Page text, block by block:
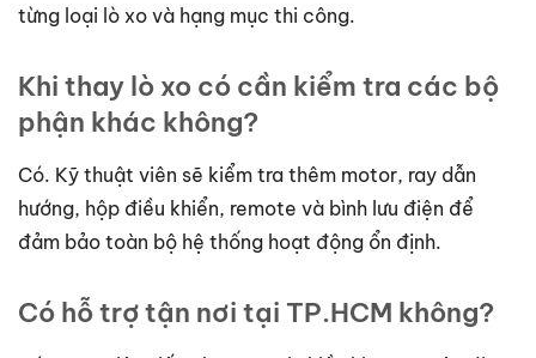
từng loại lò xo và hạng mục thi công.
Khi thay lò xo có cần kiểm tra các bộ
phận khác không?
Có. Kỹ thuật viên sẽ kiểm tra thêm motor, ray dẫn
hướng, hộp điều khiển, remote và bình lưu điện để
đảm bảo toàn bộ hệ thống hoạt động ổn định.
Có hỗ trợ tận nơi tại TP.HCM không?